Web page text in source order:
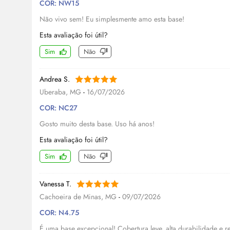
COR: NW15
Não vivo sem! Eu simplesmente amo esta base!
Esta avaliação foi útil?
Sim Não
Andrea S.
Uberaba, MG - 16/07/2026
COR: NC27
Gosto muito desta base. Uso há anos!
Esta avaliação foi útil?
Sim Não
Vanessa T.
Cachoeira de Minas, MG - 09/07/2026
COR: N4.75